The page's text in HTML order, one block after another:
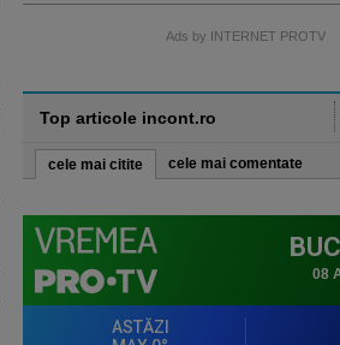
Ads by INTERNET PROTV
Top articole incont.ro
cele mai citite cele mai comentate